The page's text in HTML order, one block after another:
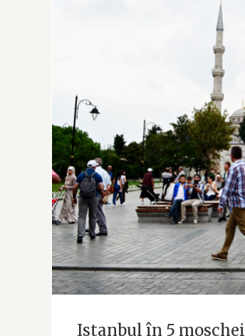
Istanbul în 5 moschei